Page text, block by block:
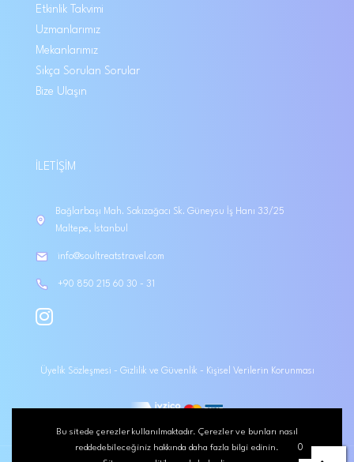
Etkinlik Takvimi
Uzmanlarımız
Mekanlarımız
Sıkça Sorulan Sorular
Bize Ulaşın
İLETIŞIM
Bağlarbaşı Mah. Sakızağacı Sk. Güneysu İş Hanı 33/25
Maltepe, İstanbul
info@soultreatstravel.com
+90 850 215 60 30 - 31
Üyelik Sözleşmesi - Gizlilik ve Güvenlik - Kişisel Verilerin Korunması
Bu sitede çerezler kullanılmaktadır. Çerezler ve bunları nasıl
reddedebileceğiniz hakkında daha fazla bilgi edinin.
0